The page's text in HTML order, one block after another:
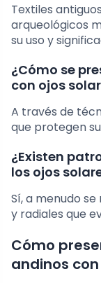
Textiles
arqueológicos
su uso y
¿Cómo se
con ojos
A través de
que protegen
¿Existen
los ojos
Sí, a menudo
y radiales que
Cómo
andinos